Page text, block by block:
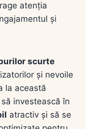
atenția
și
scurte
și nevoile
la această
investească în
atractiv și să se